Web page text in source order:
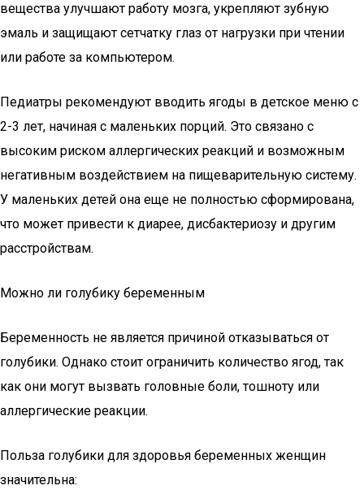
вещества улучшают работу мозга, укрепляют зубную
эмаль и защищают сетчатку глаз от нагрузки при чтении
или работе за компьютером.
Педиатры рекомендуют вводить ягоды в детское меню с
2-3 лет, начиная с маленьких порций. Это связано с
высоким риском аллергических реакций и возможным
негативным воздействием на пищеварительную систему.
У маленьких детей она еще не полностью сформирована,
что может привести к диарее, дисбактериозу и другим
расстройствам.
Можно ли голубику беременным
Беременность не является причиной отказываться от
голубики. Однако стоит ограничить количество ягод, так
как они могут вызвать головные боли, тошноту или
аллергические реакции.
Польза голубики для здоровья беременных женщин
значительна: